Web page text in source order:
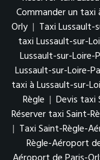
Commander un
Orly | Taxi Lussault-
taxi Lussault-sur-
Lussault-sur-Loire-
Lussault-sur-Loire-
taxi à Lussault-sur-
Règle | Devis taxi
Réserver taxi Saint-
| Taxi Saint-Règle-
Règle-Aéroport